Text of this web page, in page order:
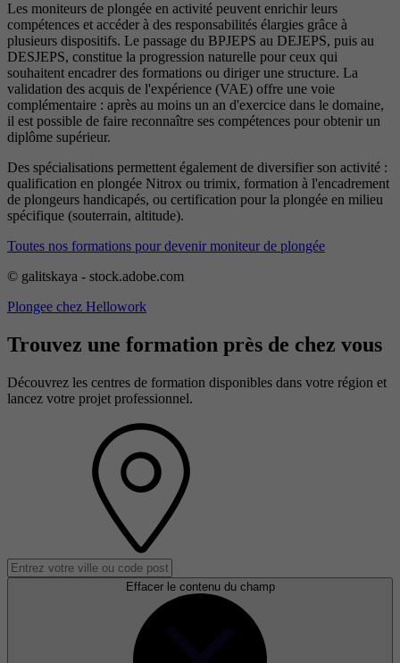
Les moniteurs de plongée en activité peuvent enrichir leurs
compétences et accéder à des responsabilités élargies grâce à
plusieurs dispositifs. Le passage du BPJEPS au DEJEPS, puis au
DESJEPS, constitue la progression naturelle pour ceux qui
souhaitent encadrer des formations ou diriger une structure. La
validation des acquis de l'expérience (VAE) offre une voie
complémentaire : après au moins un an d'exercice dans le domaine,
il est possible de faire reconnaître ses compétences pour obtenir un
diplôme supérieur.
Des spécialisations permettent également de diversifier son activité :
qualification en plongée Nitrox ou trimix, formation à l'encadrement
de plongeurs handicapés, ou certification pour la plongée en milieu
spécifique (souterrain, altitude).
Toutes nos formations pour devenir moniteur de plongée
© galitskaya - stock.adobe.com
Plongee chez Hellowork
Trouvez une formation près de chez vous
Découvrez les centres de formation disponibles dans votre région et
lancez votre projet professionnel.
Effacer le contenu du champ